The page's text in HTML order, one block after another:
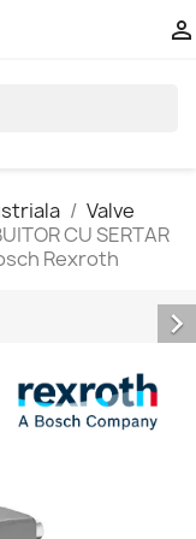

Valve
CU SERTAR
Rexroth